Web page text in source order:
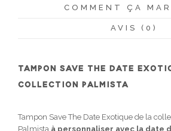
COMMENT ÇA
AVIS (0)
TAMPON SAVE THE DATE
COLLECTION PALMISTA
Tampon Save The Date Exotique de la
Palmista à personnaliser avec la date